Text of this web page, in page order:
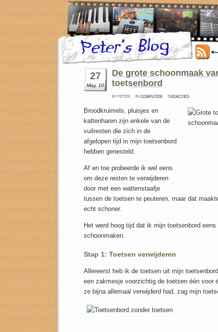
27
May, 10
De grote schoonmaak
toetsenbord
BY PETER IN COMPUTER 7 REACTIES
Broodkruimels, pluisjes en
kattenharen zijn enkele van de
vuilresten die zich in de
afgelopen tijd in mijn toetsenbord
hebben genesteld.
Af en toe probeerde ik wel eens
om deze resten te verwijderen
door met een wattenstaafje
tussen de toetsen te peuteren, maar dat
echt schoner.
Het werd hoog tijd dat ik mijn toetsenbord eens
schoonmaken.
Stap 1: Toetsen verwijderen
Allereerst heb ik de toetsen uit mijn
een zakmesje voorzichtig de toetsen één voor
ze bijna allemaal verwijderd had, zag mijn